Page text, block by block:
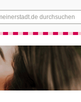
Menü